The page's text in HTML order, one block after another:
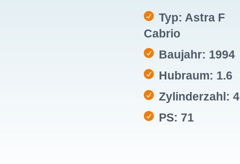
Typ: Astra F
Cabrio
Baujahr: 1994
Hubraum: 1.6
Zylinderzahl: 4
PS: 71